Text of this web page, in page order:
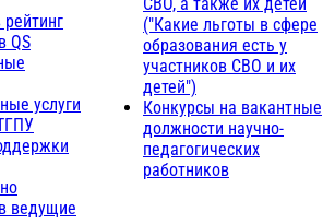
QS
услуги
ведущие
("Какие льготы в сфере
образования есть у
участников СВО и их
детей")
Конкурсы на вакантные
должности научно-
педагогических
работников